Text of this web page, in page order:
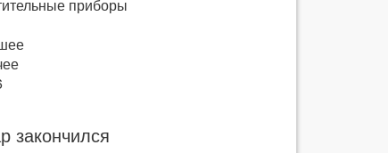
приборы
закончился